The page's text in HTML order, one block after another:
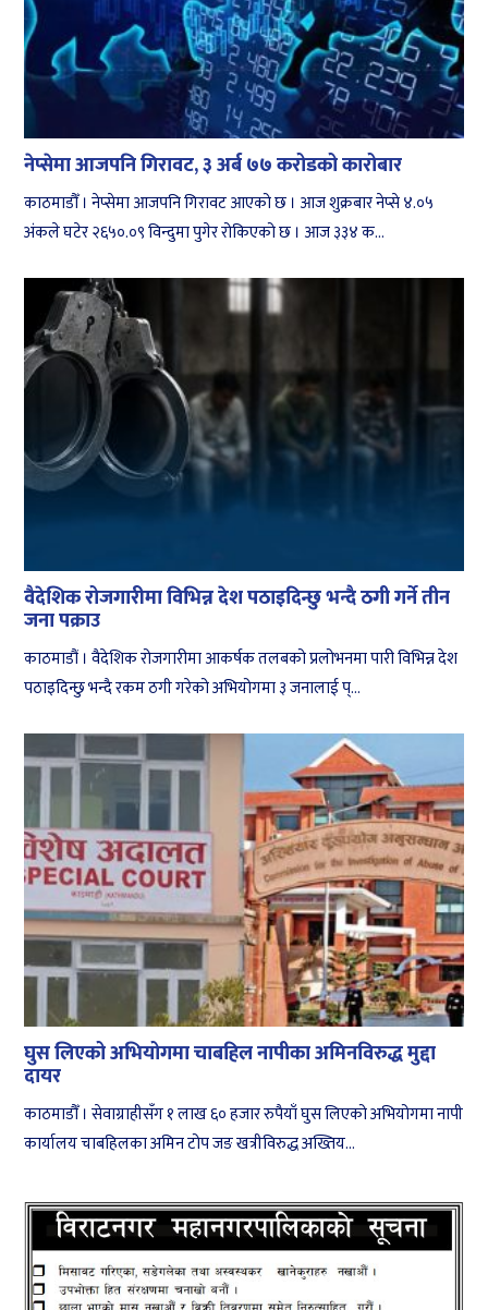
नेप्सेमा आजपनि गिरावट, ३ अर्ब ७७ करोडको कारोबार
काठमाडौँ । नेप्सेमा आजपनि गिरावट आएको छ । आज शुक्रबार नेप्से ४.०५
अंकले घटेर २६५०.०९ विन्दुमा पुगेर रोकिएको छ । आज ३३४ क...
वैदेशिक रोजगारीमा विभिन्न देश पठाइदिन्छु भन्दै ठगी गर्ने तीन
जना पक्राउ
काठमाडौं । वैदेशिक रोजगारीमा आकर्षक तलबको प्रलोभनमा पारी विभिन्न देश
पठाइदिन्छु भन्दै रकम ठगी गरेको अभियोगमा ३ जनालाई प्...
घुस लिएको अभियोगमा चाबहिल नापीका अमिनविरुद्ध मुद्दा
दायर
काठमाडौँ । सेवाग्राहीसँग १ लाख ६० हजार रुपैयाँ घुस लिएको अभियोगमा नापी
कार्यालय चाबहिलका अमिन टोप जङ खत्रीविरुद्ध अख्तिय...